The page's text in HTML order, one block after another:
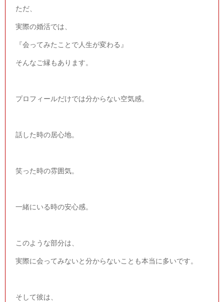
ただ、
実際の婚活では、
『会ってみたことで人生が変わる』
そんなご縁もあります。
プロフィールだけでは分からない空気感。
話した時の居心地。
笑った時の雰囲気。
一緒にいる時の安心感。
このような部分は、
実際に会ってみないと分からないことも本当に多いです。
そして彼は、